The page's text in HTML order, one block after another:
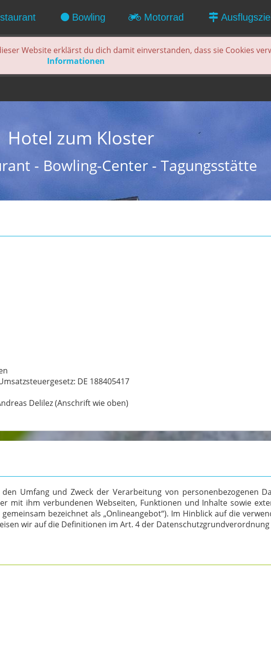
Website erklärst du dich damit einverstanden, dass sie Cookies
Informationen
Bowling Motorrad
Hotel zum Kloster
- Bowling-Center - Tagungsstätte
DE 188405417
Delilez (Anschrift wie oben)
Umfang und Zweck der Verarbeitung von personenbezogenen
mit ihm verbundenen Webseiten, Funktionen und Inhalte sowie
bezeichnet als „Onlineangebot“). Im Hinblick auf die
wir auf die Definitionen im Art. 4 der Datenschutzgrundverordnung